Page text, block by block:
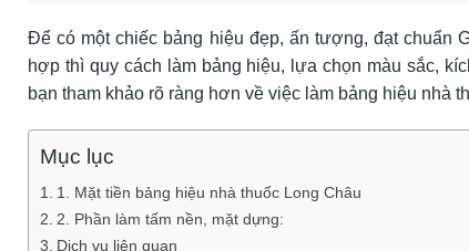
Để có một chiếc bảng hiệu đẹp, ấn tượng, đạt chuẩn
hợp thì quy cách làm bảng hiệu, lựa chọn màu sắc,
bạn tham khảo rõ ràng hơn về việc làm bảng hiệu nhà
Mục lục
1. Mặt tiền bảng hiệu nhà thuốc Long Châu
2. Phần làm tấm nền, mặt dựng:
Dịch vụ liên quan